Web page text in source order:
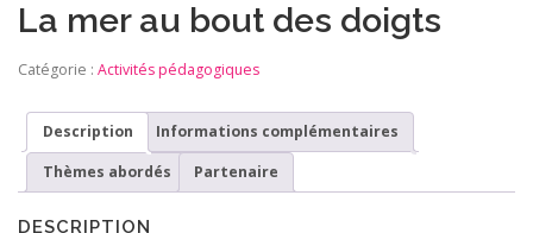
La mer au bout des doigts
Catégorie : Activités pédagogiques
Description Informations complémentaires
Thèmes abordés Partenaire
DESCRIPTION